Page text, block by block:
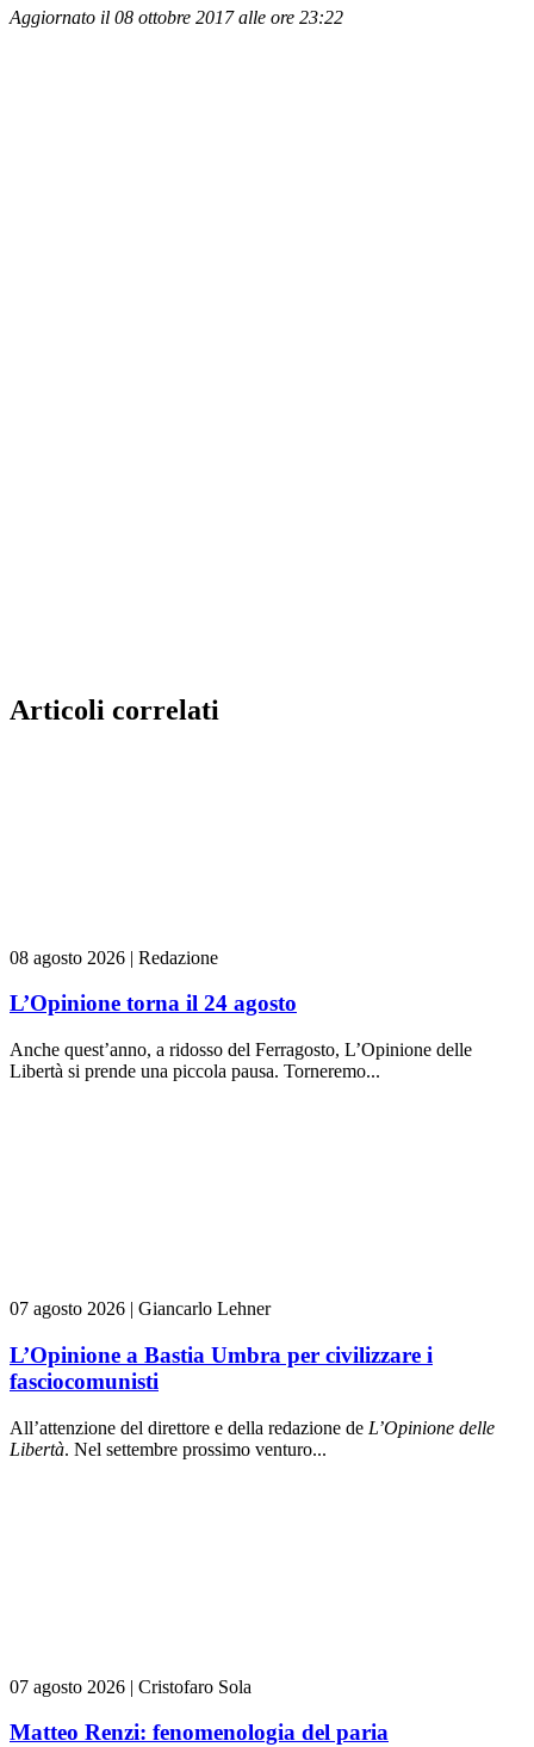
Aggiornato il 08 ottobre 2017 alle ore 23:22
Articoli correlati
08 agosto 2026 | Redazione
L’Opinione torna il 24 agosto
Anche quest’anno, a ridosso del Ferragosto, L’Opinione delle
Libertà si prende una piccola pausa. Torneremo...
07 agosto 2026 | Giancarlo Lehner
L’Opinione a Bastia Umbra per civilizzare i
fasciocomunisti
All’attenzione del direttore e della redazione de L’Opinione delle
Libertà. Nel settembre prossimo venturo...
07 agosto 2026 | Cristofaro Sola
Matteo Renzi: fenomenologia del paria